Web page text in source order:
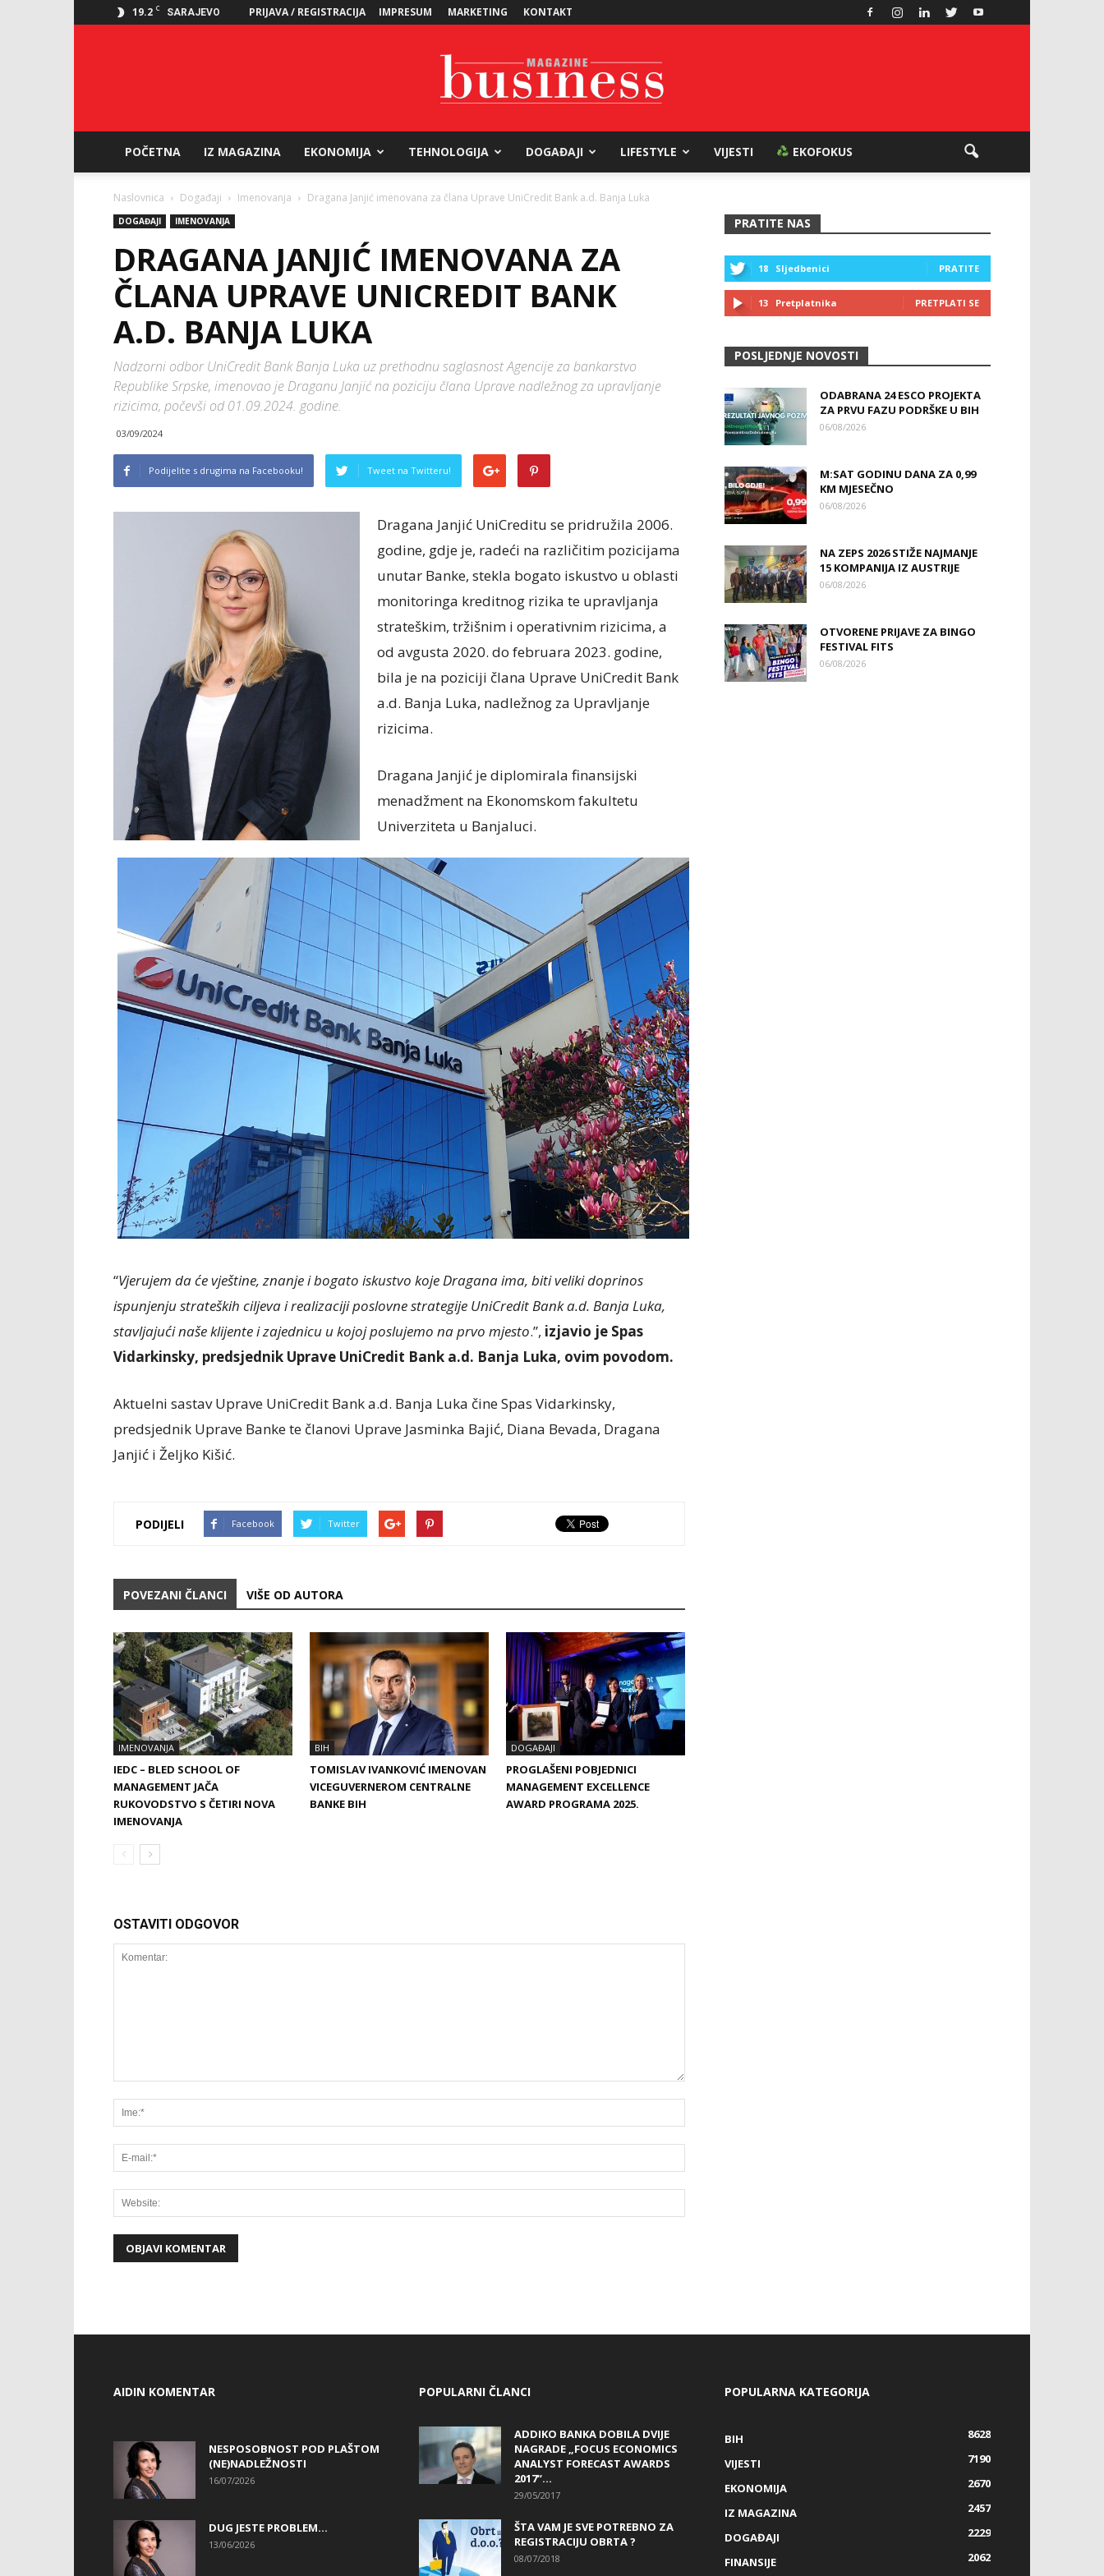
19.2 C SARAJEVO PRIJAVA / REGISTRACIJA IMPRESUM MARKETING KONTAKT
Magazine
POČETNA IZ MAGAZINA EKONOMIJA TEHNOLOGIJA DOGAĐAJI LIFESTYLE VIJESTI EKOFOKUS
Naslovnica Događaji Imenovanja Dragana Janjić imenovana za člana Uprave UniCredit Bank a.d. Banja Luka
DOGAĐAJI IMENOVANJA
DRAGANA JANJIĆ IMENOVANA ZA
ČLANA UPRAVE UNICREDIT BANK
A.D. BANJA LUKA
Nadzorni odbor UniCredit Bank Banja Luka uz prethodnu saglasnost Agencije za bankarstvo
Republike Srpske, imenovao je Draganu Janjić na poziciju člana Uprave nadležnog za upravljanje
rizicima, počevši od 01.09.2024. godine.
03/09/2024
Podijelite s drugima na Facebooku! Tweet na Twitteru!
Dragana Janjić UniCreditu se pridružila 2006.
godine, gdje je, radeći na različitim pozicijama
unutar Banke, stekla bogato iskustvo u oblasti
monitoringa kreditnog rizika te upravljanja
strateškim, tržišnim i operativnim rizicima, a
od avgusta 2020. do februara 2023. godine,
bila je na poziciji člana Uprave UniCredit Bank
a.d. Banja Luka, nadležnog za Upravljanje
rizicima.
Dragana Janjić je diplomirala finansijski
menadžment na Ekonomskom fakultetu
Univerziteta u Banjaluci.
“Vjerujem da će vještine, znanje i bogato iskustvo koje Dragana ima, biti veliki doprinos
ispunjenju strateških ciljeva i realizaciji poslovne strategije UniCredit Bank a.d. Banja Luka,
stavljajući naše klijente i zajednicu u kojoj poslujemo na prvo mjesto.”, izjavio je Spas
Vidarkinsky, predsjednik Uprave UniCredit Bank a.d. Banja Luka, ovim povodom.
Aktuelni sastav Uprave UniCredit Bank a.d. Banja Luka čine Spas Vidarkinsky,
predsjednik Uprave Banke te članovi Uprave Jasminka Bajić, Diana Bevada, Dragana
Janjić i Željko Kišić.
PODIJELI Facebook Twitter
POVEZANI ČLANCI VIŠE OD AUTORA
IMENOVANJA
IEDC – BLED SCHOOL OF
MANAGEMENT JAČA
RUKOVODSTVO S ČETIRI NOVA
IMENOVANJA
BIH
TOMISLAV IVANKOVIĆ IMENOVAN
VICEGUVERNEROM CENTRALNE
BANKE BIH
DOGAĐAJI
PROGLAŠENI POBJEDNICI
MANAGEMENT EXCELLENCE
AWARD PROGRAMA 2025.
OSTAVITI ODGOVOR
PRATITE NAS
18 Sljedbenici PRATITE
13 Pretplatnika PRETPLATI SE
POSLJEDNJE NOVOSTI
ODABRANA 24 ESCO PROJEKTA
ZA PRVU FAZU PODRŠKE U BIH
06/08/2026
M:SAT GODINU DANA ZA 0,99
KM MJESEČNO
06/08/2026
NA ZEPS 2026 STIŽE NAJMANJE
15 KOMPANIJA IZ AUSTRIJE
06/08/2026
OTVORENE PRIJAVE ZA BINGO
FESTIVAL FITS
06/08/2026
AIDIN KOMENTAR
NESPOSOBNOST POD PLAŠTOM
(NE)NADLEŽNOSTI
16/07/2026
DUG JESTE PROBLEM…
13/06/2026
POPULARNI ČLANCI
ADDIKO BANKA DOBILA DVIJE
NAGRADE „FOCUS ECONOMICS
ANALYST FORECAST AWARDS
2017“...
29/05/2017
ŠTA VAM JE SVE POTREBNO ZA
REGISTRACIJU OBRTA ?
08/07/2018
POPULARNA KATEGORIJA
BIH
8628
VIJESTI
7190
EKONOMIJA
2670
IZ MAGAZINA
2457
DOGAĐAJI
2229
FINANSIJE
2062